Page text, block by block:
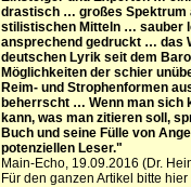
drastisch … großes Spektrum
stilistischen Mitteln … sauber
ansprechend gedruckt … das
deutschen Lyrik seit dem
Möglichkeiten der schier
Reim- und Strophenformen
beherrscht … Wenn man sich
kann, was man zitieren soll,
Buch und seine Fülle von
potenziellen Leser."
Main-Echo, 19.09.2016 (Dr.
Für den ganzen Artikel bitte